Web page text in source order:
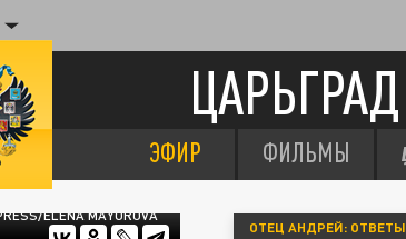
ЦАРЬГРАД
ЭФИР ФИЛЬМЫ
ELENA MAYOROVA
ОТЕЦ АНДРЕЙ: ОТВЕТЫ